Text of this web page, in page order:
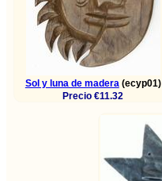
Sol y luna de madera (ecyp01)
Precio €11.32